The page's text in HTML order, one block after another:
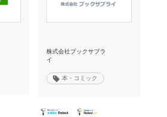
株式会社ブックサプラ
イ
本・コミック